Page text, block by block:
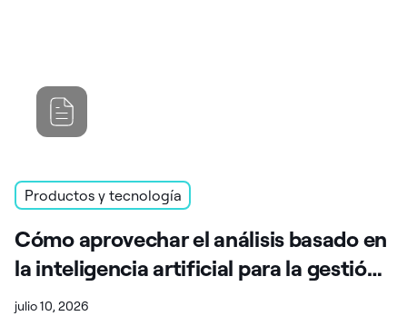
Productos y tecnología
Cómo aprovechar el análisis basado en
la inteligencia artificial para la gestión
de la cadena de suministro
julio 10, 2026